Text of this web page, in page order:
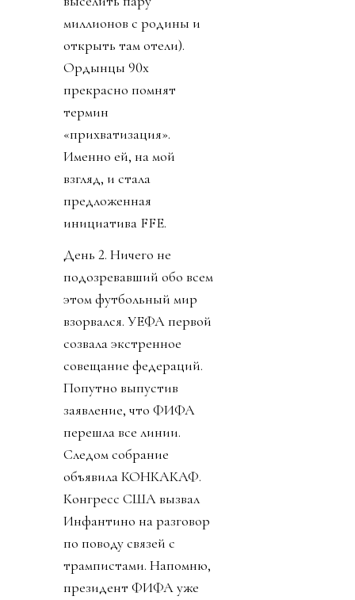
миллионов с родины и
открыть там отели).
Ордынцы 90х
прекрасно помнят
термин
«прихватизация».
Именно ей, на мой
взгляд, и стала
предложенная
инициатива FFE.
День 2. Ничего не
подозревавший обо всем
этом футбольный мир
взорвался. УЕФА первой
созвала экстренное
совещание федераций.
Попутно выпустив
заявление, что ФИФА
перешла все линии.
Следом собрание
объявила КОНКАКАФ.
Конгресс США вызвал
Инфантино на разговор
по поводу связей с
трампистами. Напомню,
президент ФИФА уже